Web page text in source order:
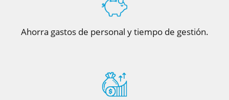
Ahorra gastos de personal y tiempo de gestión.